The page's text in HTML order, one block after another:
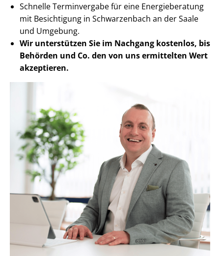
Schnelle Terminvergabe für eine Energieberatung
mit Besichtigung in Schwarzenbach an der Saale
und Umgebung.
Wir unterstützen Sie im Nachgang kostenlos, bis
Behörden und Co. den von uns ermittelten Wert
akzeptieren.